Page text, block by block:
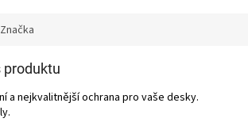
Značka
produktu
a nejkvalitnější ochrana pro vaše desky.